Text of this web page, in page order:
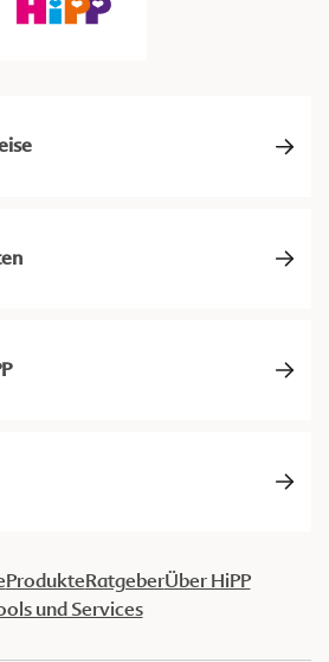
ProdukteRatgeberÜber HiPP
und Services